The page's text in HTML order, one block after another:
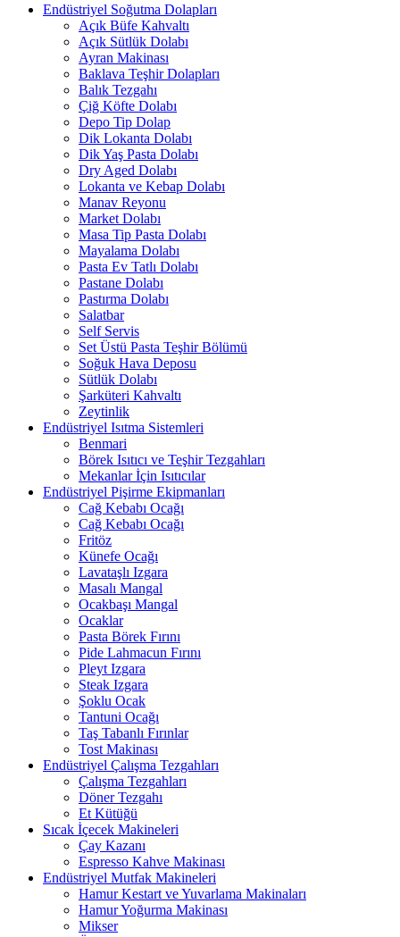
Endüstriyel Soğutma Dolapları
Açık Büfe Kahvaltı
Açık Sütlük Dolabı
Ayran Makinası
Baklava Teşhir Dolapları
Balık Tezgahı
Çiğ Köfte Dolabı
Depo Tip Dolap
Dik Lokanta Dolabı
Dik Yaş Pasta Dolabı
Dry Aged Dolabı
Lokanta ve Kebap Dolabı
Manav Reyonu
Market Dolabı
Masa Tip Pasta Dolabı
Mayalama Dolabı
Pasta Ev Tatlı Dolabı
Pastane Dolabı
Pastırma Dolabı
Salatbar
Self Servis
Set Üstü Pasta Teşhir Bölümü
Soğuk Hava Deposu
Sütlük Dolabı
Şarküteri Kahvaltı
Zeytinlik
Endüstriyel Isıtma Sistemleri
Benmari
Börek Isıtıcı ve Teşhir Tezgahları
Mekanlar İçin Isıtıcılar
Endüstriyel Pişirme Ekipmanları
Cağ Kebabı Ocağı
Cağ Kebabı Ocağı
Fritöz
Künefe Ocağı
Lavataşlı Izgara
Masalı Mangal
Ocakbaşı Mangal
Ocaklar
Pasta Börek Fırını
Pide Lahmacun Fırını
Pleyt Izgara
Steak Izgara
Şoklu Ocak
Tantuni Ocağı
Taş Tabanlı Fırınlar
Tost Makinası
Endüstriyel Çalışma Tezgahları
Çalışma Tezgahları
Döner Tezgahı
Et Kütüğü
Sıcak İçecek Makineleri
Çay Kazanı
Espresso Kahve Makinası
Endüstriyel Mutfak Makineleri
Hamur Kestart ve Yuvarlama Makinaları
Hamur Yoğurma Makinası
Mikser